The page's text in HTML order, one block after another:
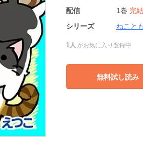
配信
1巻 完結
シリーズ
ねこと
1人 がお気に入り登録中
無料試し読み